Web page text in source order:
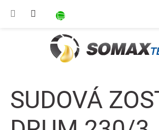
NÁKUPNÝ KOŠÍK
SUDOVÁ